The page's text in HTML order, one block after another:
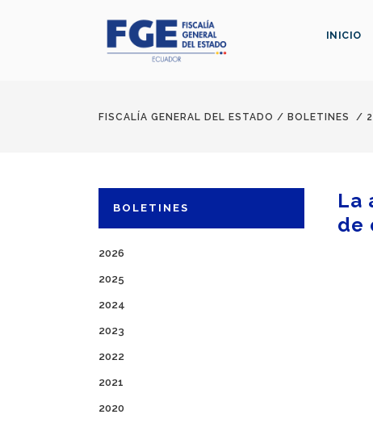
INICIO
FISCALÍA GENERAL DEL ESTADO / BOLETINES /
BOLETINES
2026
2025
2024
2023
2022
2021
2020
La
de